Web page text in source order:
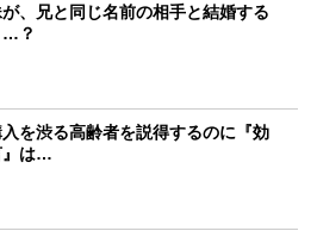
が、兄と同じ名前の相手と結婚する
…？
を渋る高齢者を説得するのに『効
』は…